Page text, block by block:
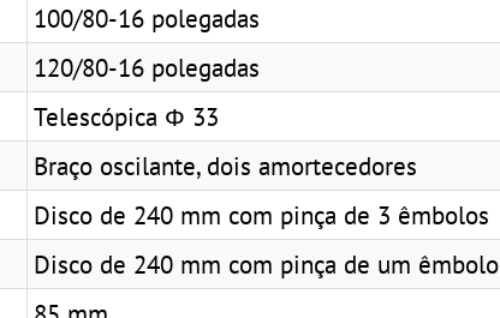
100/80-16 polegadas
120/80-16 polegadas
Telescópica Φ 33
Braço oscilante, dois amortecedores
Disco de 240 mm com pinça de 3 êmbolos
Disco de 240 mm com pinça de um êmbolo